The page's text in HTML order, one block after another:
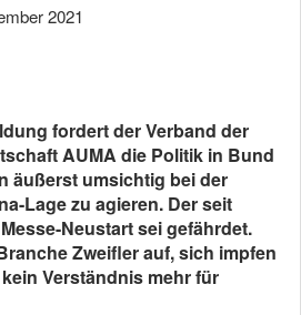
2021
fordert der Verband der
AUMA die Politik in Bund
äußerst umsichtig bei der
Lage zu agieren. Der seit
Neustart sei gefährdet.
Zweifler auf, sich impfen
Verständnis mehr für